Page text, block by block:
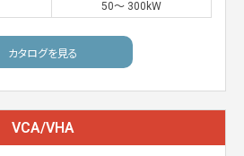
50〜 300kW
カタログを見る
VCA/VHA